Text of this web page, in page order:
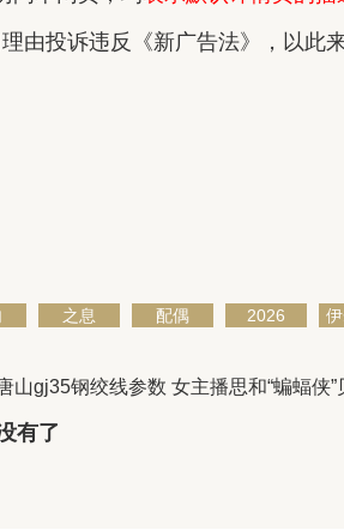
理由投诉违反《新广告法》，以此
之息 配偶 2026
山gj35钢绞线参数 女主播思和“蝙蝠侠
有了